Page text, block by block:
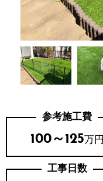
参考施工費
100～125万円
工事日数